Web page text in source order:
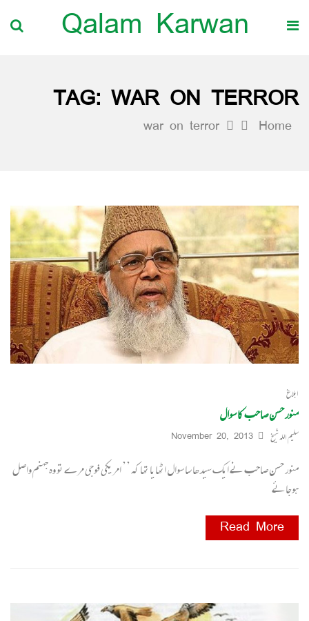
Qalam Karwan
TAG: WAR ON TERROR
Home
war on terror
ابلاغ
منور حسن صاحب کا سوال
سلیم اللہ شیخ November 20, 2013
منور حسن صاحب نے ایک سیدھا سا سوال اٹھایا تھا کہ ’’ امریکی فوجی مرے تو وہ جہنم واصل
ہوجائے
Read More